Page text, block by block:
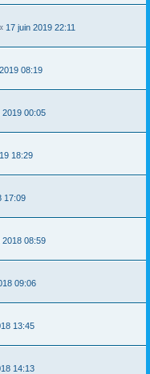
17 juin 2019 22:11
08:19
00:05
18:29
17:09
2018 08:59
09:06
13:45
14:13